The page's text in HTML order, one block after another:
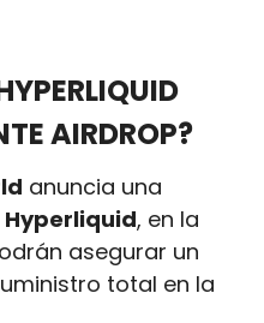
AIRDROP?
anuncia una
Hyperliquid, en la
total en la